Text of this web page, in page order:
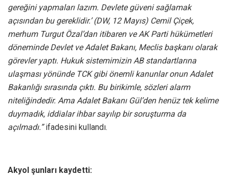
gereğini yapmaları lazım. Devlete güveni sağlamak
açısından bu gereklidir.’ (DW, 12 Mayıs) Cemil Çiçek,
merhum Turgut Özal’dan itibaren ve AK Parti hükümetleri
döneminde Devlet ve Adalet Bakanı, Meclis başkanı olarak
görevler yaptı. Hukuk sistemimizin AB standartlarına
ulaşması yönünde TCK gibi önemli kanunlar onun Adalet
Bakanlığı sırasında çıktı. Bu birikimle, sözleri alarm
niteliğindedir. Ama Adalet Bakanı Gül’den henüz tek kelime
duymadık, iddialar ihbar sayılıp bir soruşturma da
açılmadı.”ifadesini kullandı.
Akyol şunları kaydetti: